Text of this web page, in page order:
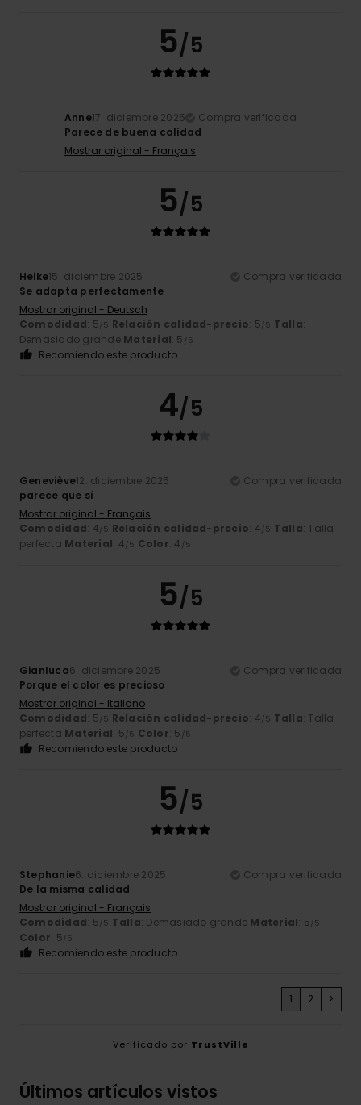
5/5
Anne17. diciembre 2025
Compra verificada
Parece de buena calidad
Mostrar original - Français
5/5
Heike15. diciembre 2025
Compra verificada
Se adapta perfectamente
Mostrar original - Deutsch
Comodidad: 5/5 Relación calidad-precio: 5/5 Talla:
Demasiado grande Material: 5 /5
Recomiendo este producto
4/5
Geneviève12. diciembre 2025
Compra verificada
parece que sí
Mostrar original - Français
Comodidad: 4/5 Relación calidad-precio: 4/5 Talla: Talla
perfecta Material: 4/5 Color: 4 /5
5/5
Gianluca6. diciembre 2025
Compra verificada
Porque el color es precioso
Mostrar original - Italiano
Comodidad: 5/5 Relación calidad-precio: 4/5 Talla: Talla
perfecta Material: 5/5 Color: 5 /5
Recomiendo este producto
5/5
Stephanie6. diciembre 2025
Compra verificada
De la misma calidad
Mostrar original - Français
Comodidad: 5/5 Talla: Demasiado grande Material: 5/5
Color: 5/5
Recomiendo este producto
1 2 >
Verificado por TrustVille
Últimos artículos vistos